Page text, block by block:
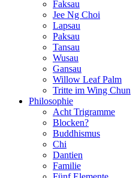
Faksau
Jee Ng Choi
Lapsau
Paksau
Tansau
Wusau
Gansau
Willow Leaf Palm
Tritte im Wing Chun
Philosophie
Acht Trigramme
Blocken?
Buddhismus
Chi
Dantien
Familie